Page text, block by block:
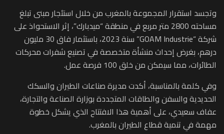
وتجسد استقرار المجموعة بالمغرب من خلال استئجار مبنى تبلغ
مساحته 2800 متر مربع في منطقة “ميدبارك”، إثر الاستحواذ على
شركة “GOAM Industrie” سنة 2023، باستثمار فاق 30 مليون
درهم، بغرض إحداث منشأة متخصصة في تصنيع شفرات محركات
الطائرات، مما سيمكن من خلق 100 فرصة عمل.
وفي كلمة بالمناسبة، أكدت مديرة صناعات الطيران والسكك
الحديدية والسفن والطاقات المتجددة بوزارة الصناعة والتجارة،
عفاف سعيدي، على أهمية هذا الافتتاح الذي يشكل خطوة
مهمة في تنمية قطاع الطيران بالمغرب.